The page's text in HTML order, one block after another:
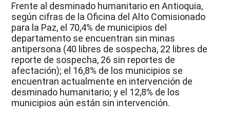
Frente al desminado humanitario en Antioquia,
según cifras de la Oficina del Alto Comisionado
para la Paz, el 70,4% de municipios del
departamento se encuentran sin minas
antipersona (40 libres de sospecha, 22 libres de
reporte de sospecha, 26 sin reportes de
afectación); el 16,8% de los municipios se
encuentran actualmente en intervención de
desminado humanitario; y el 12,8% de los
municipios aún están sin intervención.